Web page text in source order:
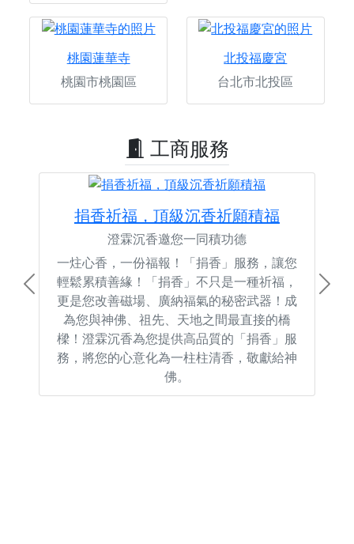
桃園蓮華寺
桃園市桃園區
北投福慶宮
台北市北投區
工商服務
捐香祈福，頂級沉香祈願積福
澄霖沉香邀您一同積功德
一炷心香，一份福報！「捐香」服務，讓您
輕鬆累積善緣！「捐香」不只是一種祈福，
更是您改善磁場、廣納福氣的秘密武器！成
為您與神佛、祖先、天地之間最直接的橋
樑！澄霖沉香為您提供高品質的「捐香」服
務，將您的心意化為一柱柱清香，敬獻給神
佛。
Previous Next